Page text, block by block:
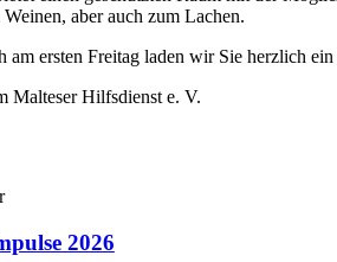
aber auch zum Lachen.
am ersten Freitag laden wir Sie herzlich
Malteser Hilfsdienst e. V.
2026